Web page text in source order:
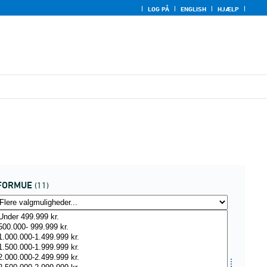
LOG PÅ ENGLISH HJÆLP
(11)